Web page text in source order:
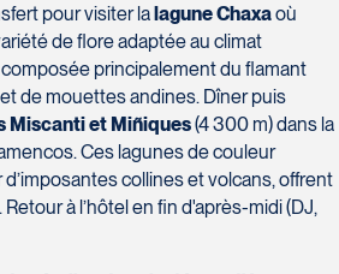
pour visiter lalagune Chaxaoù
de flore adaptée au climat
principalement du flamant
de mouettes andines. Dîner puis
Miscanti et Miñiques(4 300 m) dans la
Ces lagunes de couleur
collines et volcans, offrent
à l’hôtel en fin d'après-midi (DJ,
-
- Suite 108
686-0049